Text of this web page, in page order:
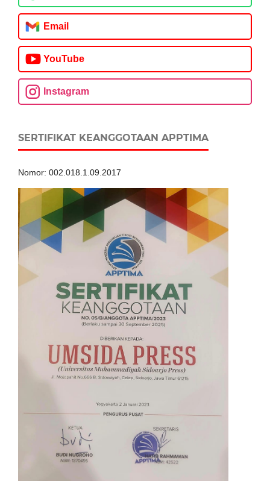
Email
YouTube
Instagram
SERTIFIKAT KEANGGOTAAN APPTIMA
Nomor: 002.018.1.09.2017